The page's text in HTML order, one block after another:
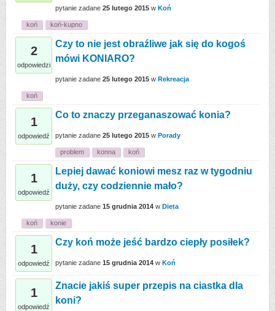
pytanie zadane 25 lutego 2015 w Koń
koń koń-kupno
2
odpowiedzi
Czy to nie jest obraźliwe jak się do kogoś
mówi KONIARO?
pytanie zadane 25 lutego 2015 w Rekreacja
koń
1
odpowiedź
Co to znaczy przeganaszować konia?
pytanie zadane 25 lutego 2015 w Porady
problem konna koń
1
odpowiedź
Lepiej dawać koniowi mesz raz w tygodniu
duży, czy codziennie mało?
pytanie zadane 15 grudnia 2014 w Dieta
koń konie
1
odpowiedź
Czy koń może jeść bardzo ciepły posiłek?
pytanie zadane 15 grudnia 2014 w Koń
1
odpowiedź
Znacie jakiś super przepis na ciastka dla
koni?